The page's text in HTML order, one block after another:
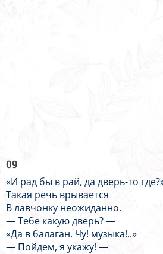
09
«И рад бы в рай, да дверь-то
Такая речь врывается
В лавчонку неожиданно.
— Тебе какую дверь? —
«Да в балаган. Чу! музыка!..»
— Пойдем, я укажу! —